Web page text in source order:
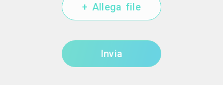
+ Allega file
Invia